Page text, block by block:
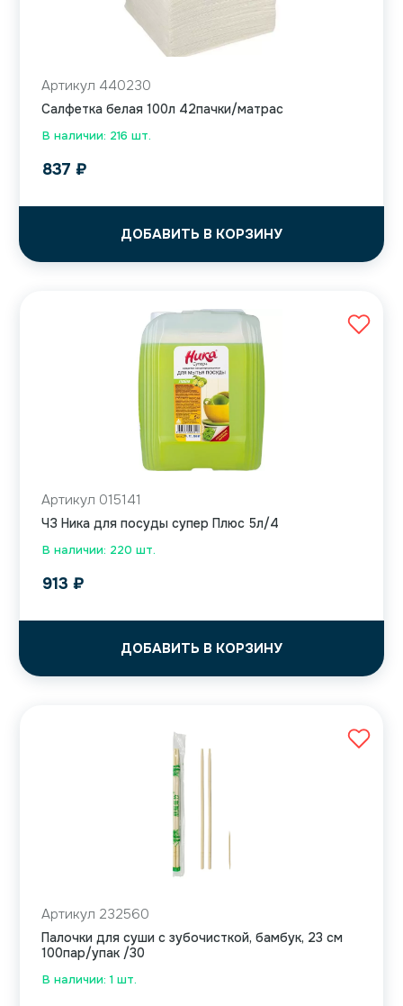
В наличии: 216 шт.
Артикул 440230
Салфетка белая 100л 42пачки/матрас
837 ₽
ДОБАВИТЬ В КОРЗИНУ
В наличии: 220 шт.
Артикул 015141
ЧЗ Ника для посуды супер Плюс 5л/4
913 ₽
ДОБАВИТЬ В КОРЗИНУ
В наличии: 1 шт.
Артикул 232560
Палочки для суши с зубочисткой, бамбук, 23 см
100пар/упак /30